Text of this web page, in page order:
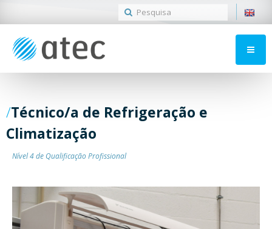
Técnico/a de Refrigeração e
Climatização
Nível 4 de Qualificação Profissional